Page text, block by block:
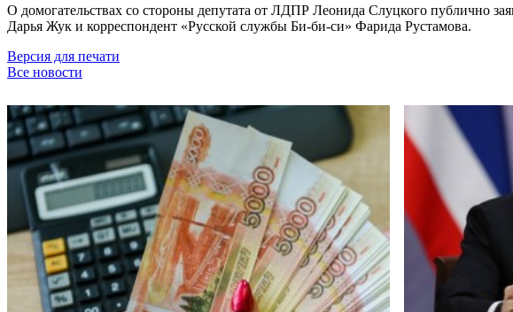
О домогательствах со стороны депутата от ЛДПР Леонида Слуцкого публично
Дарья Жук и корреспондент «Русской службы Би-би-си» Фарида Рустамова.
Версия для печати
Все новости